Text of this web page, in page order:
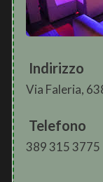
Indirizzo
Via Faleria,
Telefono
389 315 3775